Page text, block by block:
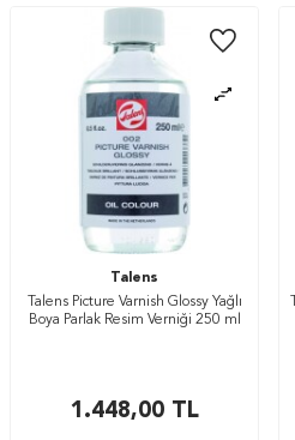
Talens
Talens Picture Varnish Glossy Yağlı
Boya Parlak Resim Verniği 250 ml
1.448,00TL